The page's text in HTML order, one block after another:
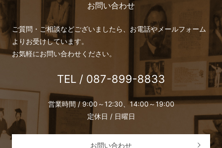
お問い合わせ
ご質問・ご相談などございましたら、お電話やメールフォーム
よりお受けしています。
お気軽にお問い合わせください。
TEL / 087-899-8833
営業時間 / 9:00～12:30、14:00～19:00
定休日 / 日曜日
お問い合わせ